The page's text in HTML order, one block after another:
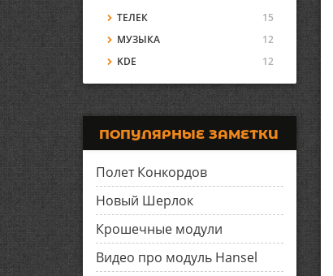
ТЕЛЕК
15
МУЗЫКА
12
KDE
12
ПОПУЛЯРНЫЕ ЗАМЕТКИ
Полет Конкордов
Новый Шерлок
Крошечные модули
Видео про модуль Hansel